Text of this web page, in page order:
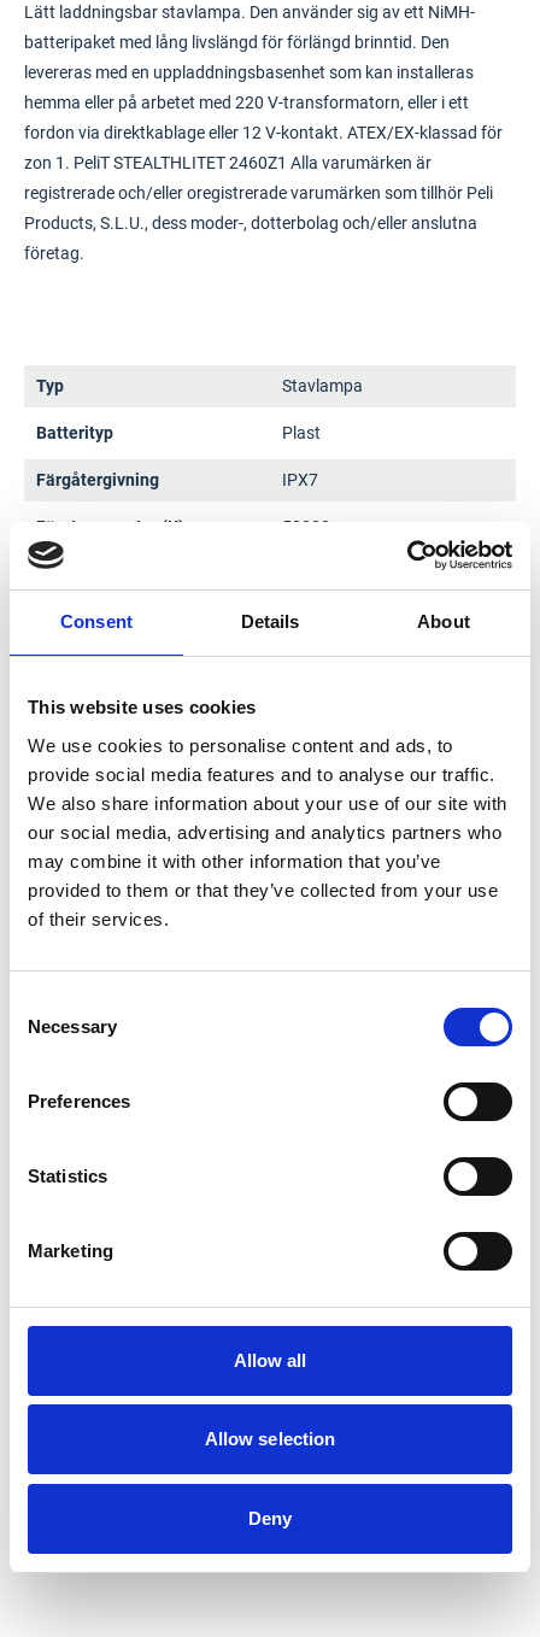
Consent Details About
This website uses cookies
We use cookies to personalise content and ads, to
provide social media features and to analyse our traffic.
We also share information about your use of our site with
our social media, advertising and analytics partners who
may combine it with other information that you’ve
provided to them or that they’ve collected from your use
of their services.
Selection
Necessary
Preferences
Statistics
Marketing
Allow all
Allow selection
Deny
Lätt laddningsbar stavlampa. Den använder sig av ett NiMH-
batteripaket med lång livslängd för förlängd brinntid. Den
levereras med en uppladdningsbasenhet som kan installeras
hemma eller på arbetet med 220 V-transformatorn, eller i ett
fordon via direktkablage eller 12 V-kontakt. ATEX/EX-klassad för
zon 1. PeliT STEALTHLITET 2460Z1 Alla varumärken är
registrerade och/eller oregistrerade varumärken som tillhör Peli
Products, S.L.U., dess moder-, dotterbolag och/eller anslutna
företag.
Typ Stavlampa
Batterityp Plast
Färgåtergivning IPX7
Färgtemperatur (K) 50000
LED-teknik
Ljusflöde (lm) 5 h